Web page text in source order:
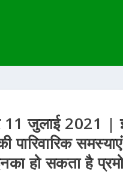
11 जुलाई 2021 |
पारिवारिक
हो सकता है